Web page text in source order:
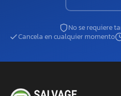
No se requiere
Cancela en cualquier momento